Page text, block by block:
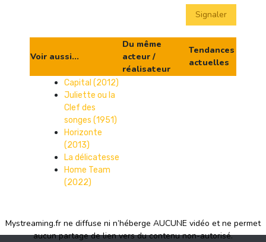
Signaler
Voir aussi...
Du même
acteur /
réalisateur
Tendances
actuelles
Capital (2012)
Juliette ou la
Clef des
songes (1951)
Horizonte
(2013)
La délicatesse
Home Team
(2022)
Mystreaming.fr ne diffuse ni n’héberge AUCUNE vidéo et ne permet
aucun partage de lien vers du contenu non-autorisé.